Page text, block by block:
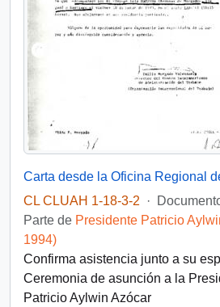
CL CLUAH 1-18-3-2
·
Parte de Presidente Patricio
1994)
Confirma asistencia junto a su
Ceremonia de asunción a la
Patricio Aylwin Azócar